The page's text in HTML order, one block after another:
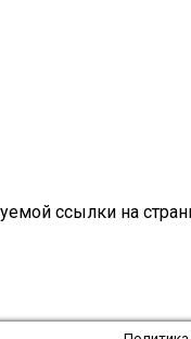
ссылки на